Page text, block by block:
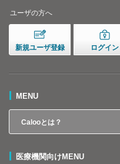
ユーザの方へ
新規ユーザ登録 ログイン
MENU
Calooとは？
医療機関向けMENU